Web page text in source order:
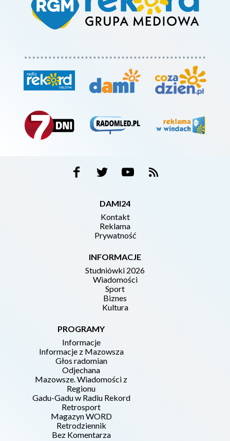
DAMI24
Kontakt
Reklama
Prywatność
INFORMACJE
Studniówki 2026
Wiadomości
Sport
Biznes
Kultura
PROGRAMY
Informacje
Informacje z Mazowsza
Głos radomian
Odjechana
Mazowsze. Wiadomości z
Regionu
Gadu-Gadu w Radiu Rekord
Retrosport
Magazyn WORD
Retrodziennik
Bez Komentarza